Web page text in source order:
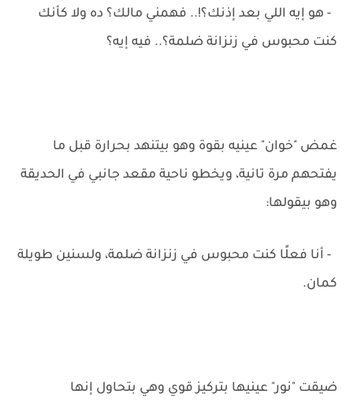
- هو إيه اللي بعد إذنك؟!.. فهمني مالك؟ ده ولا كأنك
كنت محبوس في زنزانة ضلمة؟.. فيه إيه؟
غمض "خوان" عينيه بقوة وهو بيتنهد بحرارة قبل ما
يفتحهم مرة تانية، ويخطو ناحية مقعد جانبي في الحديقة
وهو بيقولها:
- أنا فعلًا كنت محبوس في زنزانة ضلمة، ولسنين طويلة
كمان.
ضيقت "نور" عينيها بتركيز قوي وهي بتحاول إنها